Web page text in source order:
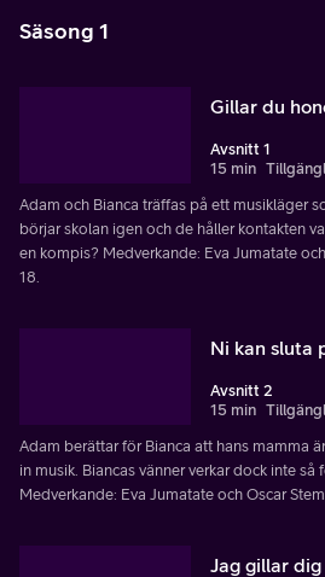
Säsong 1
Gillar du
Avsnitt 1
15 min
Adam och Bianca träffas på ett musikläger
börjar skolan igen och de håller kontakten
en kompis? Medverkande: Eva Jumatate
18.
Ni kan sluta
Avsnitt 2
15 min
Adam berättar för Bianca att hans mamma
in musik. Biancas vänner verkar dock inte så
Medverkande: Eva Jumatate och Oscar
Jag gillar dig